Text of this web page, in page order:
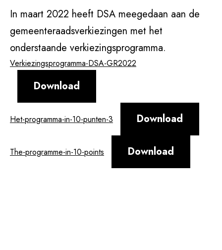
In maart 2022 heeft DSA meegedaan aan de
gemeenteraadsverkiezingen met het
onderstaande verkiezingsprogramma.
Verkiezingsprogramma-DSA-GR2022
Download
Het-programma-in-10-punten-3 Download
The-programme-in-10-points Download